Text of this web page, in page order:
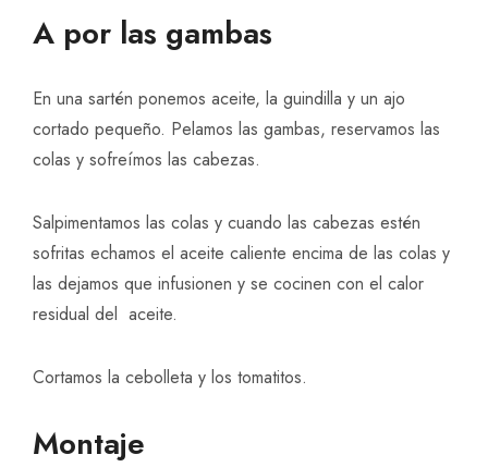
A por las gambas
En una sartén ponemos aceite, la guindilla y un ajo
cortado pequeño. Pelamos las gambas, reservamos las
colas y sofreímos las cabezas.
Salpimentamos las colas y cuando las cabezas estén
sofritas echamos el aceite caliente encima de las colas y
las dejamos que infusionen y se cocinen con el calor
residual del aceite.
Cortamos la cebolleta y los tomatitos.
Montaje